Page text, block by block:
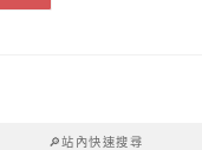
🔎站內快速搜尋